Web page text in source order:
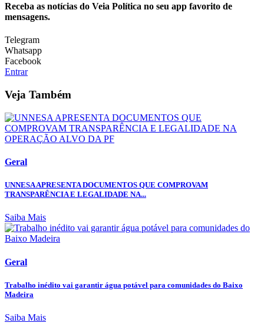
Receba as notícias do Veia Política no seu app favorito de
mensagens.
Telegram
Whatsapp
Facebook
Entrar
Veja Também
Geral
UNNESA APRESENTA DOCUMENTOS QUE COMPROVAM
TRANSPARÊNCIA E LEGALIDADE NA...
Saiba Mais
Geral
Trabalho inédito vai garantir água potável para comunidades do Baixo
Madeira
Saiba Mais